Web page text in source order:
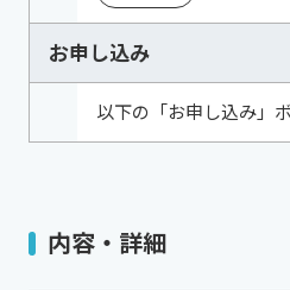
お申し込み
以下の「お申し込み」
内容・詳細